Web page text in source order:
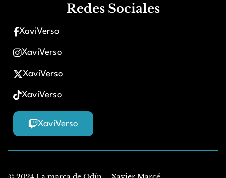
Redes Sociales
XaviVerso
XaviVerso
XaviVerso
XaviVerso
XaviVerso